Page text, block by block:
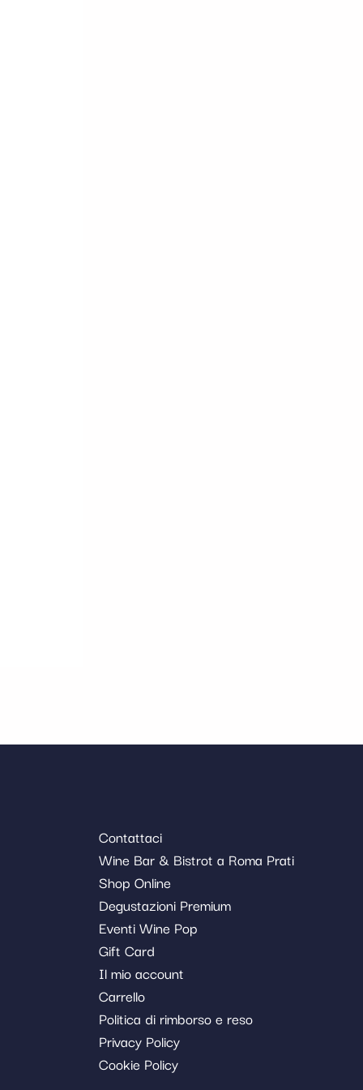
Contattaci
Wine Bar & Bistrot a Roma Prati
Shop Online
Degustazioni Premium
Eventi Wine Pop
Gift Card
Il mio account
Carrello
Politica di rimborso e reso
Privacy Policy
Cookie Policy